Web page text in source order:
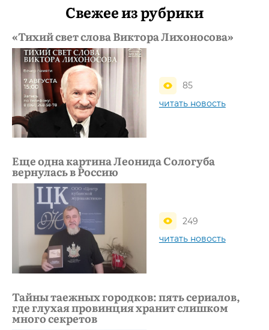
Свежее из рубрики
«Тихий свет слова Виктора Лихоносова»
85
читать новость
Еще одна картина Леонида Сологуба
вернулась в Россию
249
читать новость
Тайны таежных городков: пять сериалов,
где глухая провинция хранит слишком
много секретов